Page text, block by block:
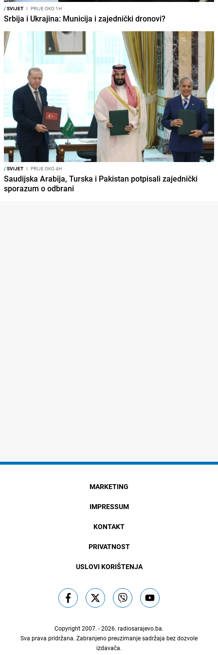
/SVIJET I PRIJE OKO 1H
Srbija i Ukrajina: Municija i zajednički dronovi?
/SVIJET I PRIJE OKO 4H
Saudijska Arabija, Turska i Pakistan potpisali zajednički
sporazum o odbrani
MARKETING
IMPRESSUM
KONTAKT
PRIVATNOST
USLOVI KORIŠTENJA
Copyright 2007. - 2026. radiosarajevo.ba.
Sva prava pridržana. Zabranjeno preuzimanje sadržaja bez dozvole
izdavača.